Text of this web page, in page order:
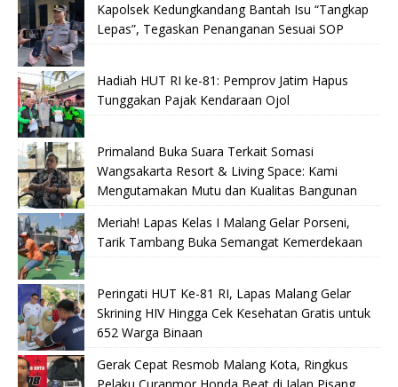
Kapolsek Kedungkandang Bantah Isu “Tangkap
Lepas”, Tegaskan Penanganan Sesuai SOP
Hadiah HUT RI ke-81: Pemprov Jatim Hapus
Tunggakan Pajak Kendaraan Ojol
Primaland Buka Suara Terkait Somasi
Wangsakarta Resort & Living Space: Kami
Mengutamakan Mutu dan Kualitas Bangunan
Meriah! Lapas Kelas I Malang Gelar Porseni,
Tarik Tambang Buka Semangat Kemerdekaan
Peringati HUT Ke-81 RI, Lapas Malang Gelar
Skrining HIV Hingga Cek Kesehatan Gratis untuk
652 Warga Binaan
Gerak Cepat Resmob Malang Kota, Ringkus